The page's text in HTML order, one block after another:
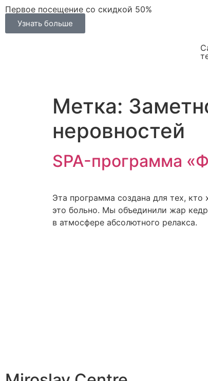
Первое посещение со скидкой 50%
Узнать больше
Метка:
неровностей
SPA-программа
Эта программа создана для тех,
это больно. Мы объединили жар
в атмосфере абсолютного релакса.